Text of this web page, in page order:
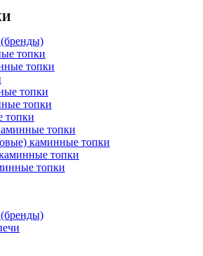
топки
топки
топки
топки
топки
топки
каминные топки
топки
топки